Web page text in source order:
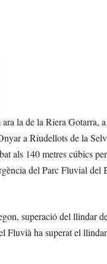
la de la Riera Gotarra,
a Riudellots de la
als 140 metres cúbics
del Parc Fluvial del
superació del llindar
Fluvià ha superat el